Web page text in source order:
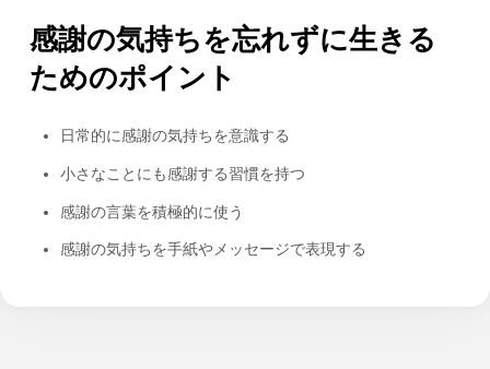
感謝の気持ちを忘れずに生きる
ためのポイント
日常的に感謝の気持ちを意識する
小さなことにも感謝する習慣を持つ
感謝の言葉を積極的に使う
感謝の気持ちを手紙やメッセージで表現する